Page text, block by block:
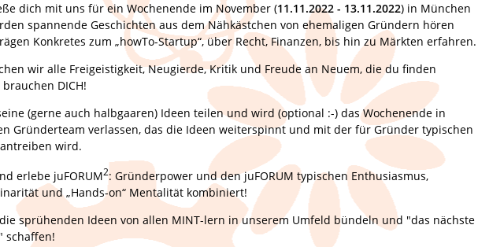
dich mit uns für ein Wochenende im November (11.11.2022 - 13.11.2022) in München
spannende Geschichten aus dem Nähkästchen von ehemaligen Gründern hören
Konkretes zum „howTo-Startup“, über Recht, Finanzen, bis hin zu Märkten erfahren.
wir alle Freigeistigkeit, Neugierde, Kritik und Freude an Neuem, die du finden
DICH!
(gerne auch halbgaaren) Ideen teilen und wird (optional :-) das Wochenende in
Gründerteam verlassen, das die Ideen weiterspinnt und mit der für Gründer typischen
wird.
erlebe juFORUM2: Gründerpower und den juFORUM typischen Enthusiasmus,
und „Hands-on“ Mentalität kombiniert!
sprühenden Ideen von allen MINT-lern in unserem Umfeld bündeln und "das nächste
schaffen!